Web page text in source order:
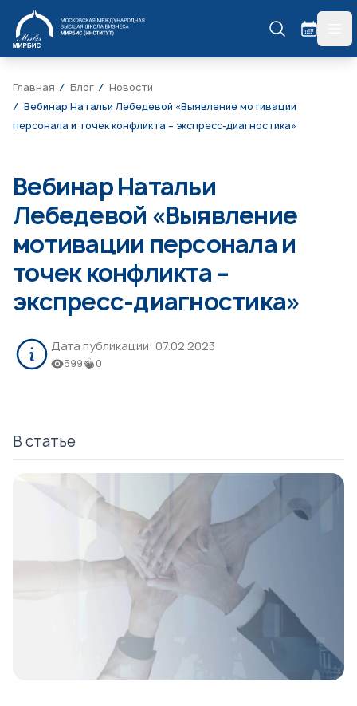
МИРБИС
Главная Блог
Новости
Вебинар Натальи Лебедевой «Выявление мотивации
персонала и точек конфликта – экспресс-диагностика»
Вебинар Натальи
Лебедевой «Выявление
мотивации персонала и
точек конфликта –
экспресс-диагностика»
Дата публикации: 07.02.2023
599 0
В статье